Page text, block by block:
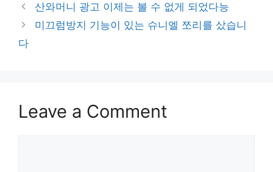
산와머니 광고 이제는 볼 수 없게 되었다능
미끄럼방지 기능이 있는 슈니엘 쪼리를 샀습니
다
Leave a Comment